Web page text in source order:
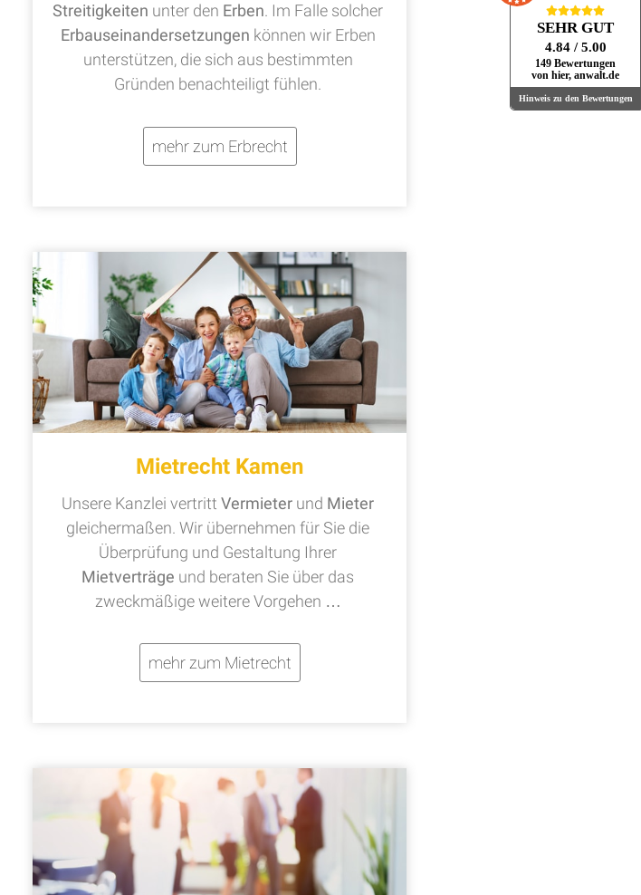
Streitigkeiten unter den Erben . Im Falle solcher
Erbauseinandersetzungen können wir Erben
unterstützen, die sich aus bestimmten
Gründen benachteiligt fühlen.
mehr zum Erbrecht
Mietrecht Kamen
Unsere Kanzlei vertrittVermieter und Mieter
gleichermaßen. Wir übernehmen für Sie die
Überprüfung und Gestaltung Ihrer
Mietverträge und beraten Sie über das
zweckmäßige weitere Vorgehen …
mehr zum Mietrecht
SEHR GUT
4.84 / 5.00
149 Bewertungen
von hier, anwalt.de
Hinweis zu den Bewertungen